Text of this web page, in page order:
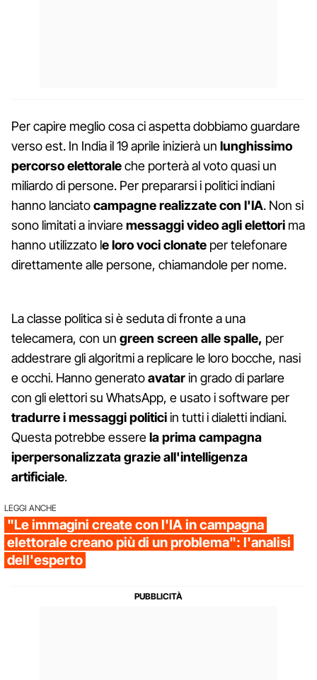
Per capire meglio cosa ci aspetta dobbiamo guardare
verso est. In India il 19 aprile inizierà un lunghissimo
percorso elettoraleche porterà al voto quasi un
miliardo di persone. Per prepararsi i politici indiani
hanno lanciatocampagne realizzate con l'IA. Non si
sono limitati a inviaremessaggi video agli elettori ma
hanno utilizzato le loro voci clonate per telefonare
direttamente alle persone, chiamandole per nome.
La classe politica si è seduta di fronte a una
telecamera, con un green screen alle spalle, per
addestrare gli algoritmi a replicare le loro bocche, nasi
e occhi. Hanno generatoavatarin grado di parlare
con gli elettori su WhatsApp, e usato i software per
tradurre i messaggi politiciin tutti i dialetti indiani.
Questa potrebbe esserela prima campagna
iperpersonalizzata grazie all'intelligenza
artificiale.
LEGGI ANCHE
"Le immagini create con l'IA in campagna
elettorale creano più di un problema": l'analisi
dell'esperto